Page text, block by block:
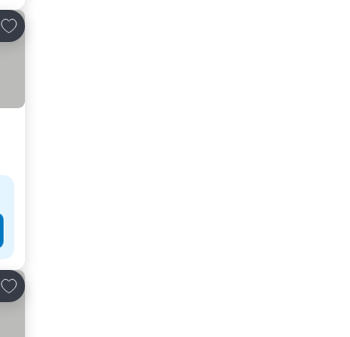
Lisää suosikkeihin
Lisää suosikkeihin